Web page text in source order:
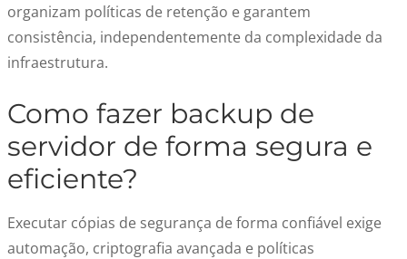
organizam políticas de retenção e garantem
consistência, independentemente da complexidade da
infraestrutura.
Como fazer backup de
servidor de forma segura e
eficiente?
Executar cópias de segurança de forma confiável exige
automação, criptografia avançada e políticas